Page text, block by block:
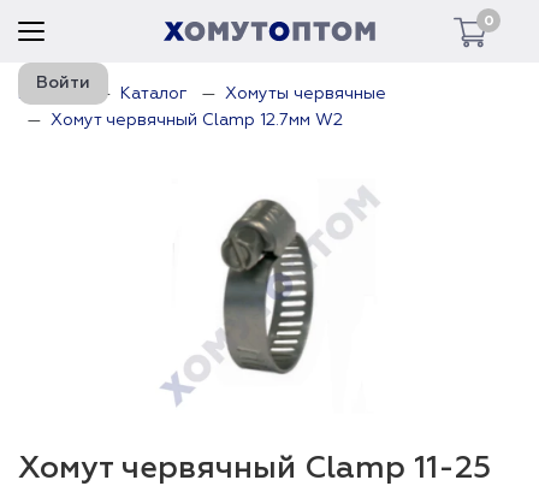
0
Войти
Главная Каталог
Хомуты червячные
Хомут червячный Clamp 12.7мм W2
Хомут червячный Clamp 11-25